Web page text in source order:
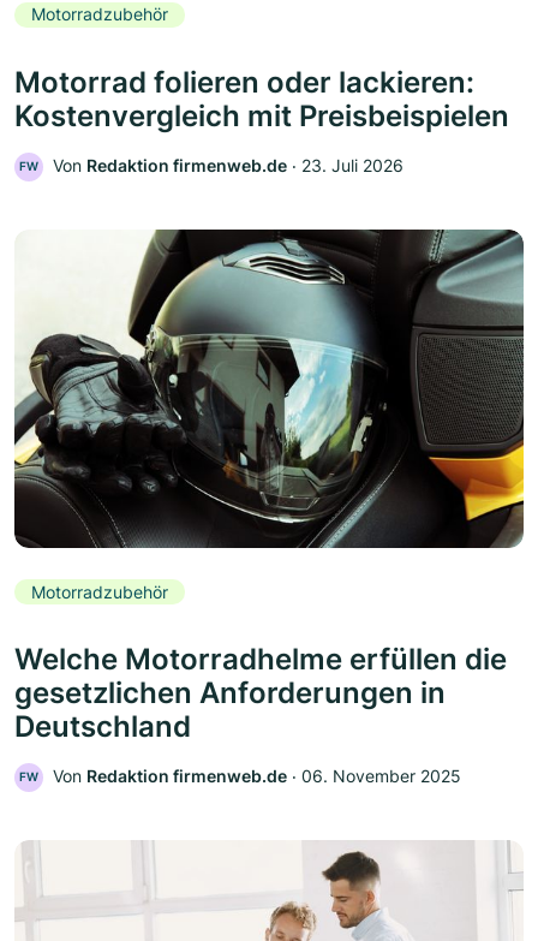
Motorradzubehör
Motorrad folieren oder lackieren:
Kostenvergleich mit Preisbeispielen
FW Von Redaktion firmenweb.de ‧ 23. Juli 2026
Motorradzubehör
Welche Motorradhelme erfüllen die
gesetzlichen Anforderungen in
Deutschland
FW Von Redaktion firmenweb.de ‧ 06. November 2025